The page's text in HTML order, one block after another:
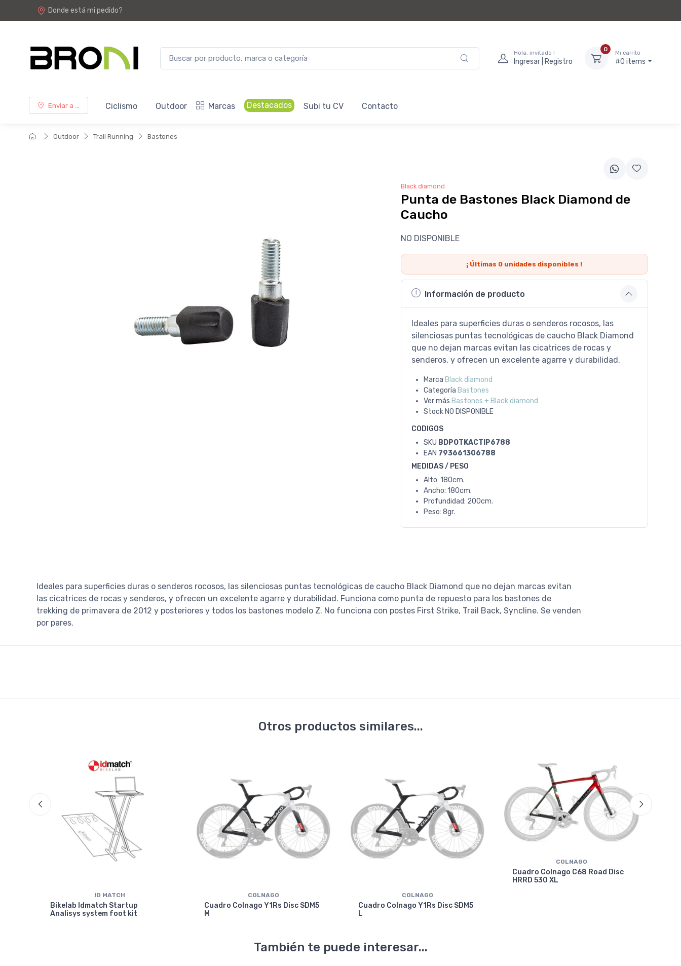
Donde está mi pedido?
Hola, invitado !
Ingresar | Registro
0
Mi carrito
#0 items
Enviar a ... Ciclismo Outdoor Marcas Destacados Subi tu CV Contacto
Outdoor Trail Running Bastones
Black diamond
Punta de Bastones Black Diamond de
Caucho
NO DISPONIBLE
¡ Últimas 0 unidades disponibles !
Información de producto
Ideales para superficies duras o senderos rocosos, las
silenciosas puntas tecnológicas de caucho Black Diamond
que no dejan marcas evitan las cicatrices de rocas y
senderos, y ofrecen un excelente agarre y durabilidad.
Marca Black diamond
Categoría Bastones
Ver más Bastones + Black diamond
Stock NO DISPONIBLE
CODIGOS
SKU BDPOTKACTIP6788
EAN 793661306788
MEDIDAS / PESO
Alto: 180cm.
Ancho: 180cm.
Profundidad: 200cm.
Peso: 8gr.
Ideales para superficies duras o senderos rocosos, las silenciosas puntas tecnológicas de caucho Black Diamond que no dejan marcas evitan
las cicatrices de rocas y senderos, y ofrecen un excelente agarre y durabilidad. Funciona como punta de repuesto para los bastones de
trekking de primavera de 2012 y posteriores y todos los bastones modelo Z. No funciona con postes First Strike, Trail Back, Syncline. Se venden
por pares.
Otros productos similares...
ID MATCH
Bikelab Idmatch Startup
Analisys system foot kit
COLNAGO
Cuadro Colnago Y1Rs Disc SDM5
M
COLNAGO
Cuadro Colnago Y1Rs Disc SDM5
L
COLNAGO
Cuadro Colnago C68 Road Disc
HRRD 530 XL
También te puede interesar...